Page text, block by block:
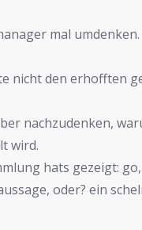
mal umdenken.
nicht den erhofften
nachzudenken,
wird.
hats gezeigt:
oder? ein